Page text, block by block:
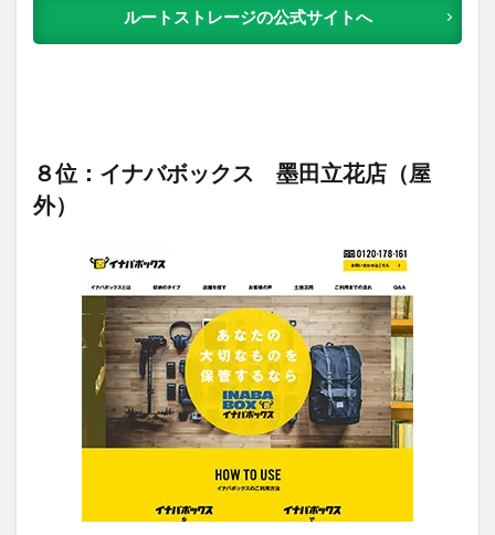
ルートストレージの公式サイトへ
８位：イナバボックス 墨田立花店（屋
外）